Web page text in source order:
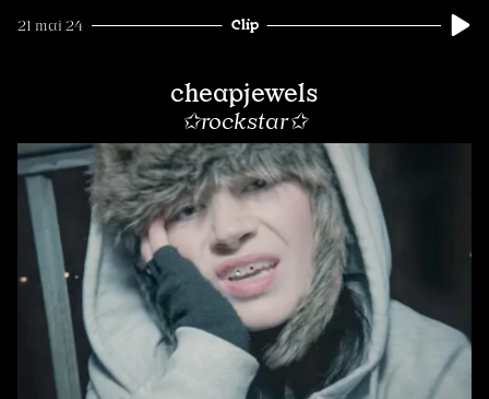
21 mai 24 Clip
cheapjewels
✩rockstar✩